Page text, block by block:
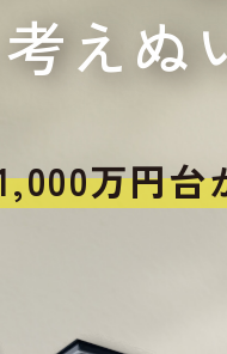
考えぬ
万円台